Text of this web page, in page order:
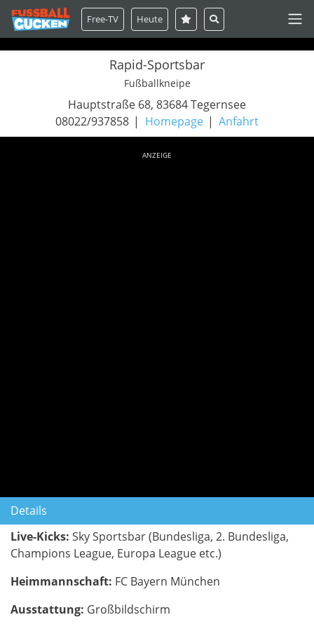
Free-TV Heute
Rapid-Sportsbar
Fußballkneipe
Hauptstraße 68, 83684 Tegernsee
08022/937858
Homepage Anfahrt
ANZEIGE
Details
Live-Kicks: Sky Sportsbar (Bundesliga, 2. Bundesliga,
Champions League, Europa League etc.)
Heimmannschaft: FC Bayern München
Ausstattung: Großbildschirm